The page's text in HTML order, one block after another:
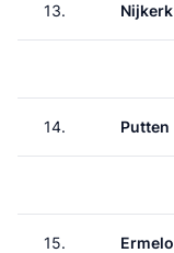
13. Nijkerk
14. Putten
15. Ermelo